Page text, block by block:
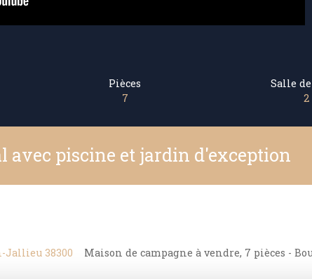
Pièces
7
Salle
2
avec piscine et jardin d'exception
Jallieu 38300 Maison de campagne à vendre, 7 pièces -